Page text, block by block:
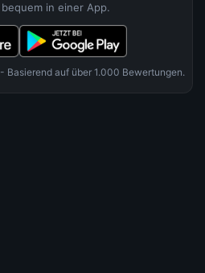
in einer App.
Basierend auf über 1.000 Bewertungen.